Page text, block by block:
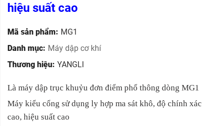
hiệu suất cao
Mã sản phẩm: MG1
Danh mục: Máy dập cơ khí
Thương hiệu: YANGLI
Là máy dập trục khuỷu đơn điểm phổ thông dòng MG1
Máy kiểu cổng sử dụng ly hợp ma sát khô, độ chính xác
cao, hiệu suất cao